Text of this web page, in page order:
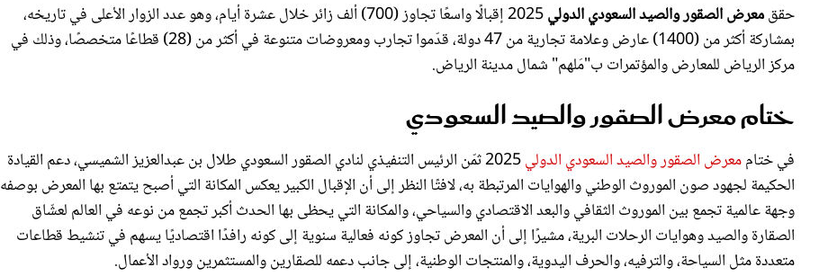
حققمعرض الصقور والصيد السعودي الدولي
2025 إقبالًا واسعًا تجاوز (700) ألف زائر خلال عشرة أيام، وهو عدد الزوار الأعلى في تاريخه،
بمشاركة أكثر من (1400) عارض وعلامة تجارية من 47 دولة، قدّموا تجارب ومعروضات متنوعة في أكثر من (28) قطاعًا متخصصًا، وذلك في
مركز الرياض للمعارض والمؤتمرات ب"مَلهم" شمال مدينة الرياض.
ختام معرض الصقور والصيد السعودي
في ختاممعرض الصقور والصيد السعودي الدولي
2025 ثمّن الرئيس التنفيذي لنادي الصقور السعودي طلال بن عبدالعزيز الشميسي، دعم القيادة
الحكيمة لجهود صون الموروث الوطني والهوايات المرتبطة به، لافتًا النظر إلى أن الإقبال الكبير يعكس المكانة التي أصبح يتمتع بها المعرض بوصفه
وجهة عالمية تجمع بين الموروث الثقافي والبعد الاقتصادي والسياحي، والمكانة التي يحظى بها الحدث أكبر تجمع من نوعه في العالم لعشّاق
الصقارة والصيد وهوايات الرحلات البرية، مشيرًا إلى أن المعرض تجاوز كونه فعالية سنوية إلى كونه رافدًا اقتصاديًا يسهم في تنشيط قطاعات
متعددة مثل السياحة، والترفيه، والحرف اليدوية، والمنتجات الوطنية، إلى جانب دعمه للصقارين والمستثمرين ورواد الأعمال.